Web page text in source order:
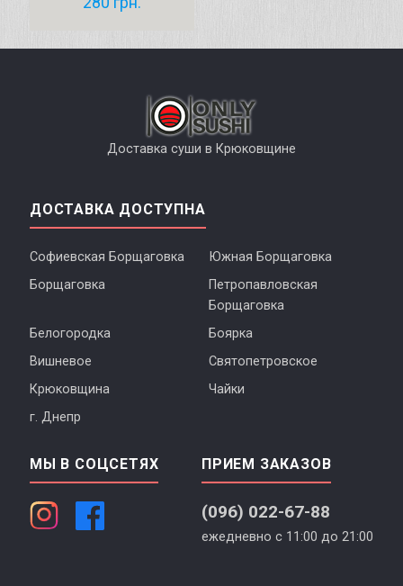
Доставка суши в Крюковщине
ДОСТАВКА ДОСТУПНА
Софиевская Борщаговка
Южная Борщаговка
Борщаговка
Петропавловская
Борщаговка
Белогородка
Боярка
Вишневое
Святопетровское
Крюковщина
Чайки
г. Днепр
МЫ В СОЦСЕТЯХ ПРИЕМ ЗАКАЗОВ
(096) 022-67-88
ежедневно с 11:00 до 21:00